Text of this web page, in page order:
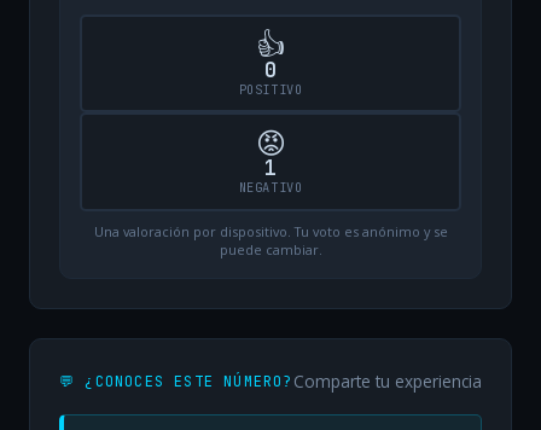
👍
0
POSITIVO
😡
1
NEGATIVO
Una valoración por dispositivo. Tu voto es anónimo y se
puede cambiar.
💬 ¿CONOCES ESTE NÚMERO? Comparte tu experiencia